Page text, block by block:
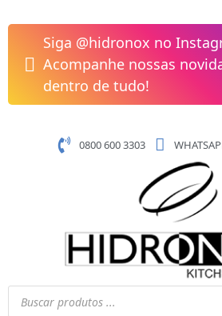
para
conteúdo
Siga @hidronox no
Acompanhe nossas
dentro de tudo!
0800 600 3303
Pesquisar
produtos
Para
Massa
Inox
Da
Tramontina